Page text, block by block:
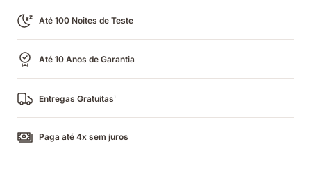
Até 100 Noites de Teste
Até 10 Anos de Garantia
Entregas Gratuitas1
Paga até 4x sem juros